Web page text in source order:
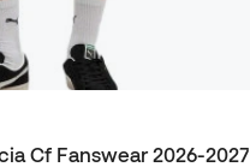
Cf Fanswear 2026-2027